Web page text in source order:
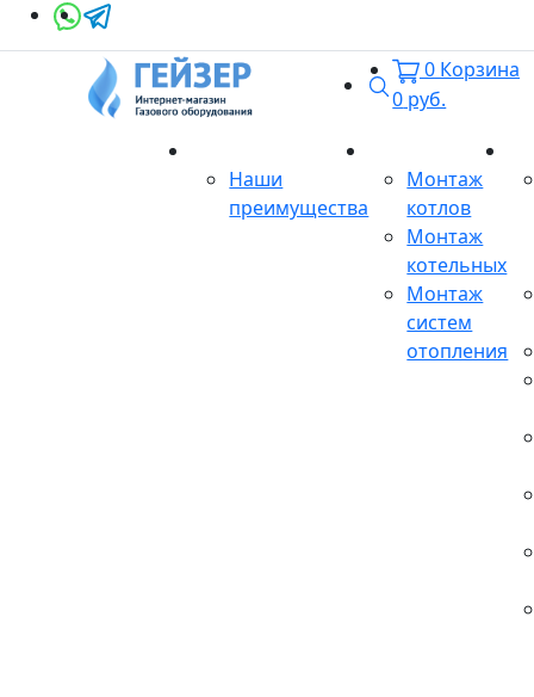
Поиск
0 Корзина
0 руб.
Наши
преимущества
Монтаж
котлов
Монтаж
котельных
Монтаж
систем
отопления